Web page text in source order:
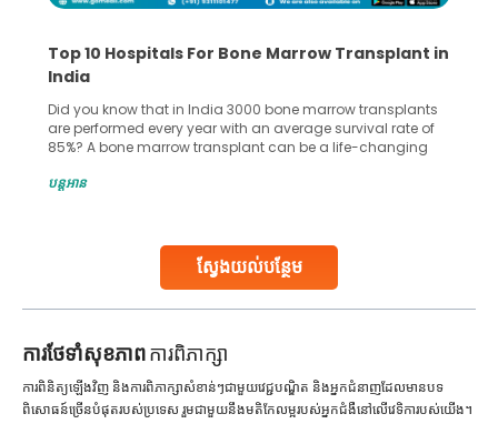
ស្វែងយល់បន្ថែម
Top 10 Hospitals For Bone Marrow Transplant in
India
Did you know that in India 3000 bone marrow transplants
are performed every year with an average survival rate of
85%? A bone marrow transplant can be a life-changing
make all the difference. India has some of the world’s
បន្តអាន
ការ​ថែទាំ​សុខភាពការពិភាក្សា
ការពិនិត្យឡើងវិញ និងការពិភាក្សាសំខាន់ៗជាមួយវេជ្ជបណ្ឌិត និងអ្នកជំនាញដែលមានបទ
ពិសោធន៍ច្រើនបំផុតរបស់ប្រទេស រួមជាមួយនឹងមតិកែលម្អរបស់អ្នកជំងឺនៅលើវេទិការបស់យើង។